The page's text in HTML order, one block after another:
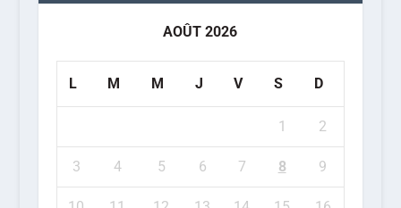
AOÛT 2026
L M M J V S D
1 2
3 4 5 6 7 8 9